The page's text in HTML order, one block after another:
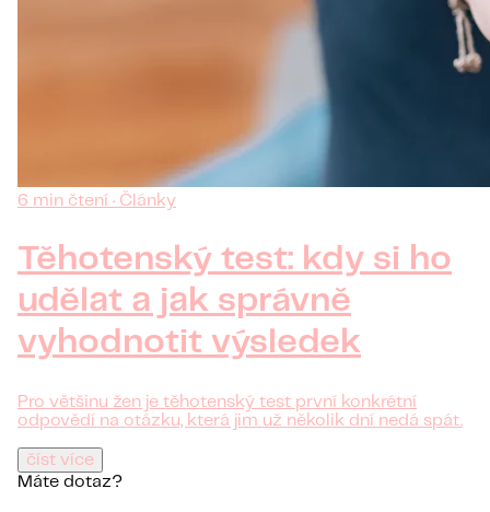
6 min čtení · Články
Těhotenský test: kdy si ho
udělat a jak správně
vyhodnotit výsledek
Pro většinu žen je těhotenský test první konkrétní
odpovědí na otázku, která jim už několik dní nedá spát.
číst více
Máte dotaz?